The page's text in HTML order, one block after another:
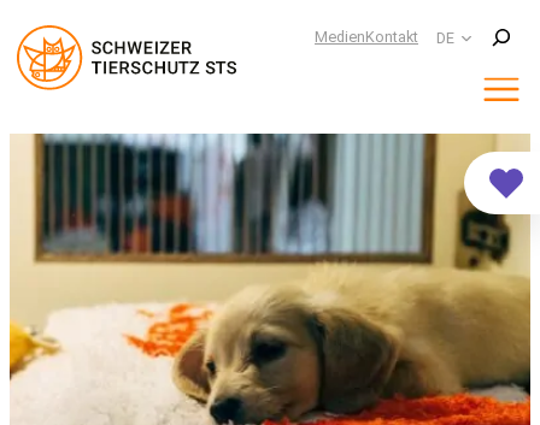
MedienKontakt DE
Suchen